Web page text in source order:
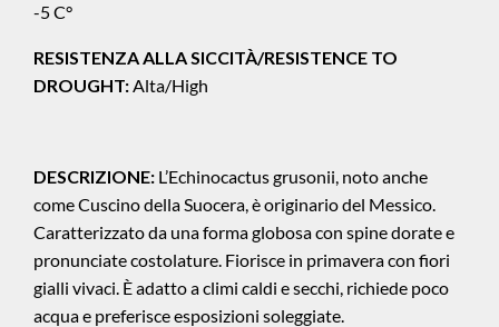
-5 C°
RESISTENZA ALLA SICCITÀ/RESISTENCE TO
DROUGHT:Alta/High
DESCRIZIONE: L’Echinocactus grusonii, noto anche
come Cuscino della Suocera, è originario del Messico.
Caratterizzato da una forma globosa con spine dorate e
pronunciate costolature. Fiorisce in primavera con fiori
gialli vivaci. È adatto a climi caldi e secchi, richiede poco
acqua e preferisce esposizioni soleggiate.